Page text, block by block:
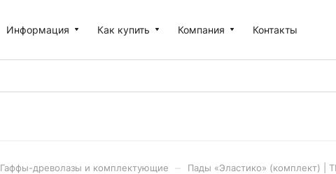
Информация Как купить Компания Контакты
Гаффы-древолазы и комплектующие Пады «Эластико» (комплект) |